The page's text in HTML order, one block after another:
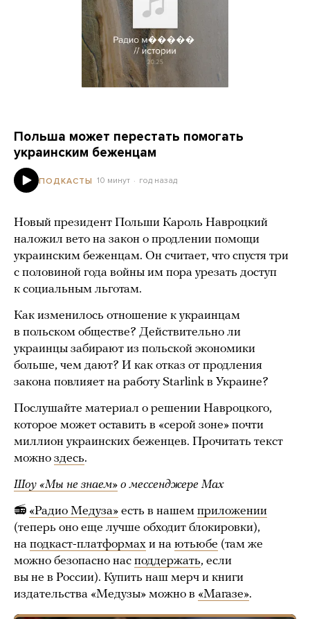
Польша может перестать помогать
украинским беженцам
ПОДКАСТЫ 10 минут год назад
Новый президент Польши Кароль Навроцкий
наложил вето на закон о продлении помощи
украинским беженцам. Он считает, что спустя три
с половиной года войны им пора урезать доступ
к социальным льготам.
Как изменилось отношение к украинцам
в польском обществе? Действительно ли
украинцы забирают из польской экономики
больше, чем дают? И как отказ от продления
закона повлияет на работу Starlink в Украине?
Послушайте материал о решении Навроцкого,
которое может оставить в «серой зоне» почти
миллион украинских беженцев. Прочитать текст
можно здесь.
Шоу «Мы не знаем» о мессенджере Max
📻 «Радио Медуза» есть в нашем приложении
(теперь оно еще лучше обходит блокировки),
на подкаст-платформах и на ютьюбе (там же
можно безопасно нас поддержать, если
вы не в России). Купить наш мерч и книги
издательства «Медузы» можно в «Магазе».